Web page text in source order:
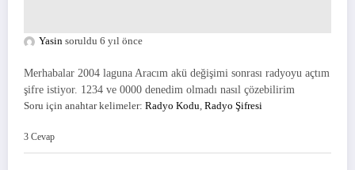
Yasin soruldu 6 yıl önce
Merhabalar 2004 laguna Aracım akü değişimi sonrası radyoyu açtım
şifre istiyor. 1234 ve 0000 denedim olmadı nasıl çözebilirim
Soru için anahtar kelimeler: Radyo Kodu, Radyo Şifresi
3 Cevap